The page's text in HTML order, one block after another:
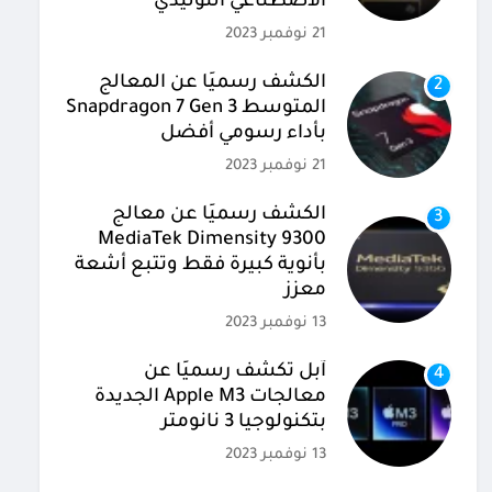
21 نوفمبر 2023
2
الكشف رسميًا عن المعالج
المتوسط Snapdragon 7 Gen 3
بأداء رسومي أفضل
21 نوفمبر 2023
3
الكشف رسميًا عن معالج
MediaTek Dimensity 9300
بأنوية كبيرة فقط وتتبع أشعة
معزز
13 نوفمبر 2023
4
آبل تكشف رسميًا عن
معالجات Apple M3 الجديدة
بتكنولوجيا 3 نانومتر
13 نوفمبر 2023